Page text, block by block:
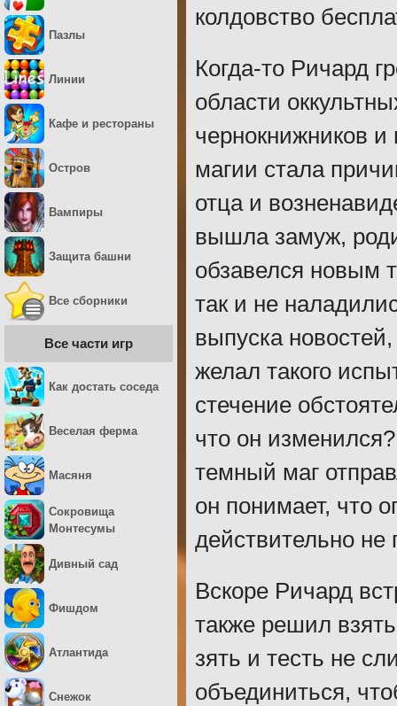
колдовство
Когда-то Ричард
области
чернокнижников
магии стала
отца и
вышла замуж,
обзавелся новым
так и не
выпуска
желал такого
стечение
что он
темный маг
он понимает, что
действительно
Вскоре Ричард
также решил
зять и тесть не
объединиться,
Пазлы
Линии
Кафе и рестораны
Остров
Вампиры
Защита башни
Все сборники
Все части игр
Как достать соседа
Веселая ферма
Масяня
Сокровища
Монтесумы
Дивный сад
Фишдом
Атлантида
Снежок